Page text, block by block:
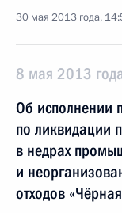
30 мая 2013 года,
8 мая 2013
Об исполнении
по ликвидации
в недрах
и
отходов